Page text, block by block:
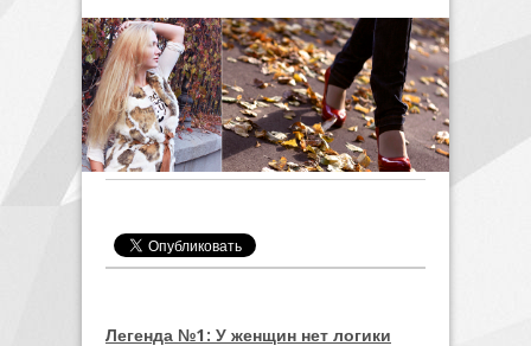
Легенда №1: У женщин нет логики